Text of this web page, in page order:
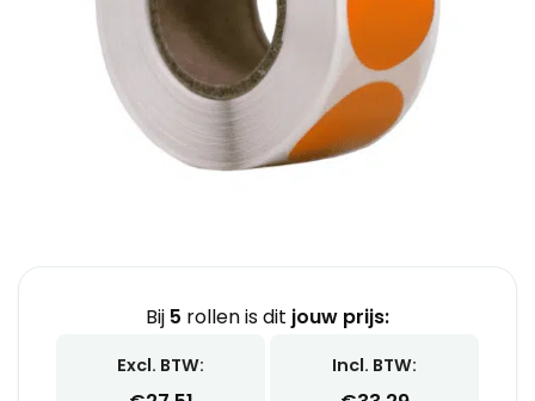
Bij 5 rollen is dit jouw prijs:
Excl. BTW: Incl. BTW: